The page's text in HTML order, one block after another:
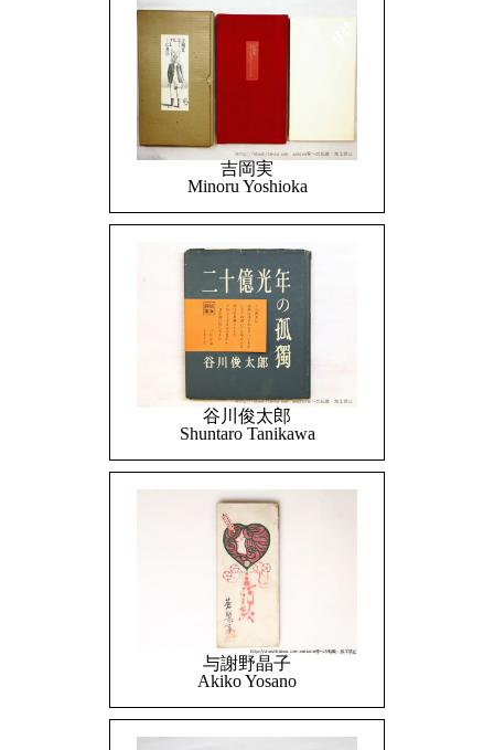
吉岡実
Minoru Yoshioka
谷川俊太郎
Shuntaro Tanikawa
与謝野晶子
Akiko Yosano